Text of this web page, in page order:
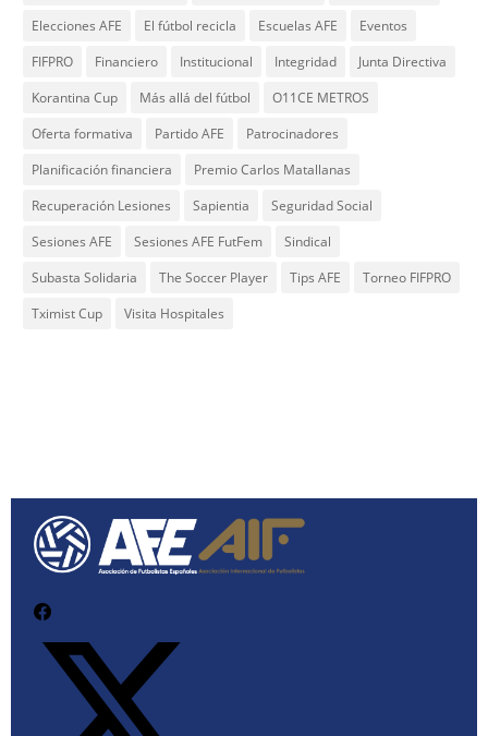
Elecciones AFE
El fútbol recicla Escuelas AFE
Eventos
FIFPRO
Financiero Institucional Integridad
Junta Directiva
Korantina Cup
Más allá del fútbol
O11CE METROS
Oferta formativa
Partido AFE
Patrocinadores
Planificación financiera
Premio Carlos Matallanas
Recuperación Lesiones
Sapientia
Seguridad Social
Sesiones AFE
Sesiones AFE FutFem
Sindical
Subasta Solidaria
The Soccer Player Tips AFE
Torneo FIFPRO
Tximist Cup
Visita Hospitales